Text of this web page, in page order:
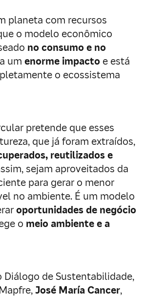
planeta com recursos
o modelo econômico
no consumo e no
um enorme impacto e está
o ecossistema
pretende que esses
que já foram extraídos,
reutilizados e
sejam aproveitados da
para gerar o menor
no ambiente. É um modelo
oportunidades de negócio
o meio ambiente e a
Diálogo de Sustentabilidade,
José María Cancer,